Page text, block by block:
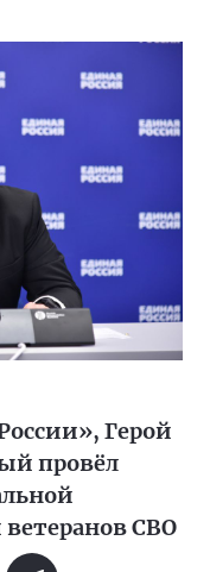
Герой
провёл
СВО